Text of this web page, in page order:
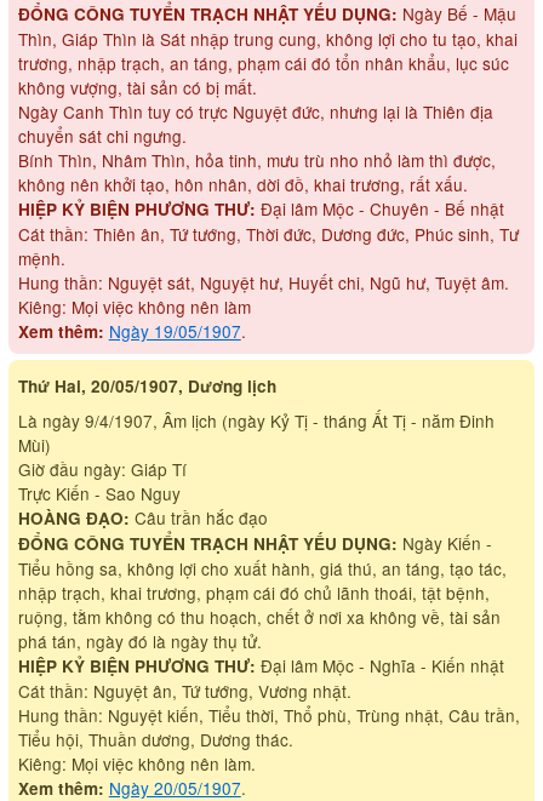
ĐỔNG CÔNG TUYỂN TRẠCH NHẬT YẾU DỤNG: Ngày Bế - Mậu
Thìn, Giáp Thìn là Sát nhập trung cung, không lợi cho tu tạo, khai
trương, nhập trạch, an táng, phạm cái đó tổn nhân khẩu, lục súc
không vượng, tài sản có bị mất.
Ngày Canh Thìn tuy có trực Nguyệt đức, nhưng lại là Thiên địa
chuyển sát chi ngưng.
Bính Thìn, Nhâm Thìn, hỏa tinh, mưu trù nho nhỏ làm thì được,
không nên khởi tạo, hôn nhân, dời đồ, khai trương, rất xấu.
HIỆP KỶ BIỆN PHƯƠNG THƯ: Đại lâm Mộc - Chuyên - Bế nhật
Cát thần: Thiên ân, Tứ tướng, Thời đức, Dương đức, Phúc sinh, Tư
mệnh.
Hung thần: Nguyệt sát, Nguyệt hư, Huyết chi, Ngũ hư, Tuyệt âm.
Kiêng: Mọi việc không nên làm
Xem thêm: Ngày 19/05/1907.
Thứ Hai, 20/05/1907, Dương lịch
Là ngày 9/4/1907, Âm lịch (ngày Kỷ Tị - tháng Ất Tị - năm Đinh
Mùi)
Giờ đầu ngày: Giáp Tí
Trực Kiến - Sao Nguy
HOÀNG ĐẠO: Câu trần hắc đạo
ĐỔNG CÔNG TUYỂN TRẠCH NHẬT YẾU DỤNG: Ngày Kiến -
Tiểu hồng sa, không lợi cho xuất hành, giá thú, an táng, tạo tác,
nhập trạch, khai trương, phạm cái đó chủ lãnh thoái, tật bệnh,
ruộng, tằm không có thu hoạch, chết ở nơi xa không về, tài sản
phá tán, ngày đó là ngày thụ tử.
HIỆP KỶ BIỆN PHƯƠNG THƯ: Đại lâm Mộc - Nghĩa - Kiến nhật
Cát thần: Nguyệt ân, Tứ tướng, Vương nhật.
Hung thần: Nguyệt kiến, Tiểu thời, Thổ phù, Trùng nhật, Câu trần,
Tiểu hội, Thuần dương, Dương thác.
Kiêng: Mọi việc không nên làm.
Xem thêm: Ngày 20/05/1907.